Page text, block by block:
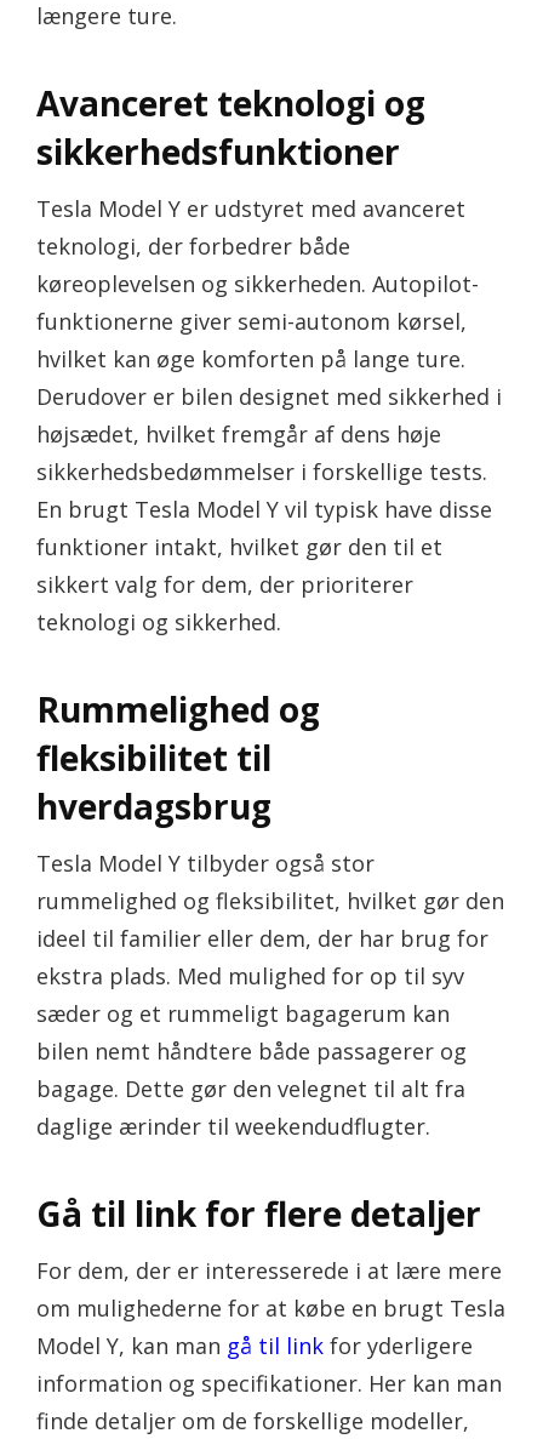
længere ture.
Avanceret teknologi og
sikkerhedsfunktioner
Tesla Model Y er udstyret med avanceret
teknologi, der forbedrer både
køreoplevelsen og sikkerheden. Autopilot-
funktionerne giver semi-autonom kørsel,
hvilket kan øge komforten på lange ture.
Derudover er bilen designet med sikkerhed i
højsædet, hvilket fremgår af dens høje
sikkerhedsbedømmelser i forskellige tests.
En brugt Tesla Model Y vil typisk have disse
funktioner intakt, hvilket gør den til et
sikkert valg for dem, der prioriterer
teknologi og sikkerhed.
Rummelighed og
fleksibilitet til
hverdagsbrug
Tesla Model Y tilbyder også stor
rummelighed og fleksibilitet, hvilket gør den
ideel til familier eller dem, der har brug for
ekstra plads. Med mulighed for op til syv
sæder og et rummeligt bagagerum kan
bilen nemt håndtere både passagerer og
bagage. Dette gør den velegnet til alt fra
daglige ærinder til weekendudflugter.
Gå til link for flere detaljer
For dem, der er interesserede i at lære mere
om mulighederne for at købe en brugt Tesla
Model Y, kan man gå til link for yderligere
information og specifikationer. Her kan man
finde detaljer om de forskellige modeller,